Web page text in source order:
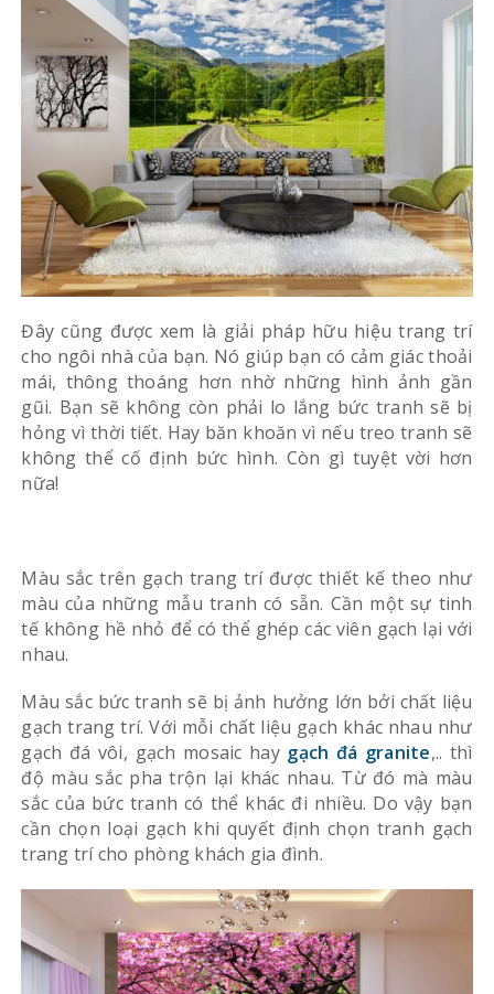
Đây cũng được xem là giải pháp hữu hiệu trang trí
cho ngôi nhà của bạn. Nó giúp bạn có cảm giác thoải
mái, thông thoáng hơn nhờ những hình ảnh gần
gũi. Bạn sẽ không còn phải lo lắng bức tranh sẽ bị
hỏng vì thời tiết. Hay băn khoăn vì nếu treo tranh sẽ
không thể cố định bức hình. Còn gì tuyệt vời hơn
nữa!
Màu sắc trên gạch trang trí được thiết kế theo như
màu của những mẫu tranh có sẵn. Cần một sự tinh
tế không hề nhỏ để có thể ghép các viên gạch lại với
nhau.
Màu sắc bức tranh sẽ bị ảnh hưởng lớn bởi chất liệu
gạch trang trí. Với mỗi chất liệu gạch khác nhau như
gạch đá vôi, gạch mosaic hay gạch đá granite,.. thì
độ màu sắc pha trộn lại khác nhau. Từ đó mà màu
sắc của bức tranh có thể khác đi nhiều. Do vậy bạn
cần chọn loại gạch khi quyết định chọn tranh gạch
trang trí cho phòng khách gia đình.